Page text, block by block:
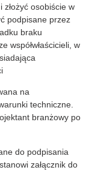
osobiście w
podpisane przez
braku
współwłaścicieli, w
na
techniczne.
branżowy po
do podpisania
załącznik do